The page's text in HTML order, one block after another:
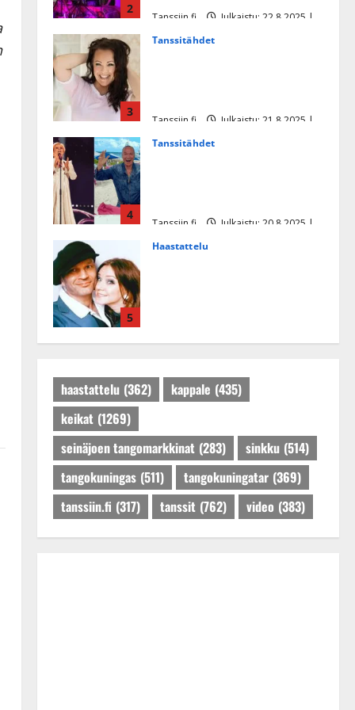
2
Tanssiin.fi
Julkaistu: 22.8.2025 |
3
Tanssitähdet
Tanssiin.fi
Julkaistu: 21.8.2025 |
4
Tanssitähdet
Tanssiin.fi
Julkaistu: 20.8.2025 |
5
Haastattelu
Tanssiin.fi
Julkaistu: 27.4.2025 |
haastattelu (362) kappale (435)
keikat (1269)
seinäjoen tangomarkkinat (283) sinkku (514)
tangokuningas (511) tangokuningatar (369)
tanssiin.fi (317) tanssit (762) video (383)